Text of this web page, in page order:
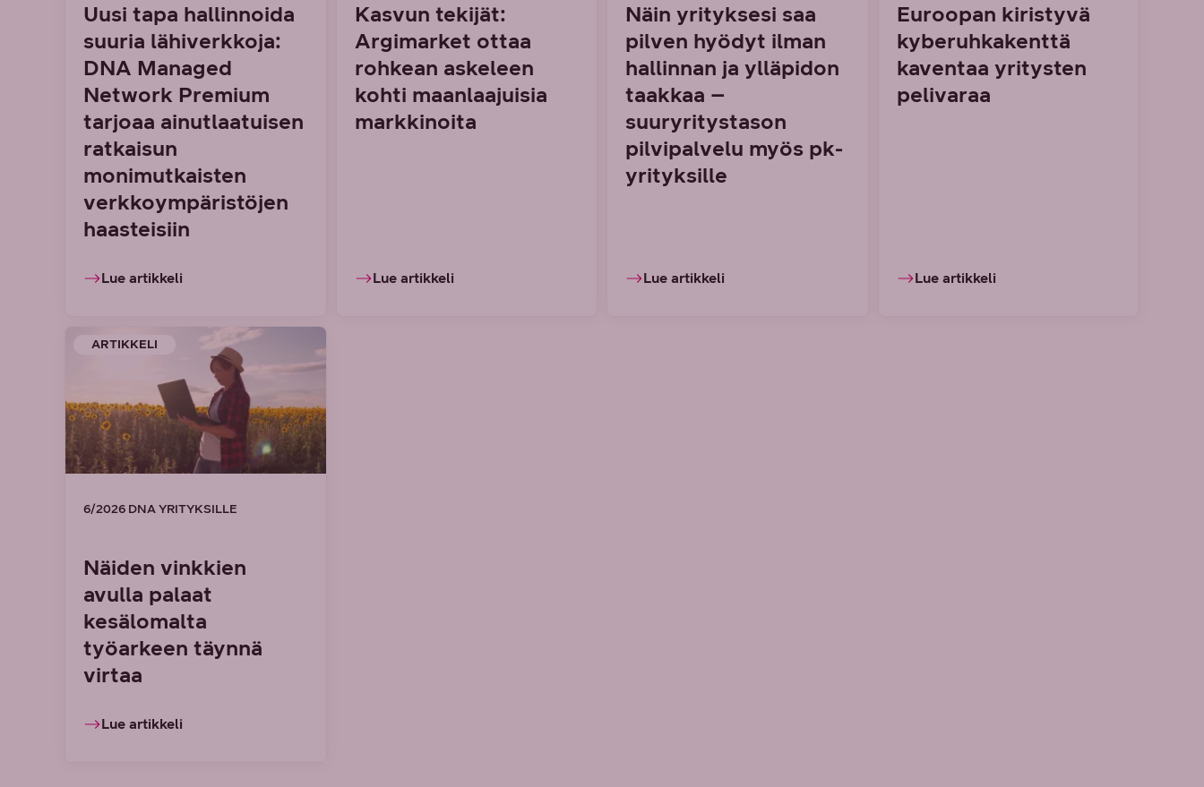
Uusi tapa hallinnoida
suuria lähiverkkoja:
DNA Managed
Network Premium
tarjoaa ainutlaatuisen
ratkaisun
monimutkaisten
verkkoympäristöjen
haasteisiin
Lue artikkeli
Kasvun tekijät:
Argimarket ottaa
rohkean askeleen
kohti maanlaajuisia
markkinoita
Lue artikkeli
Näin yrityksesi saa
pilven hyödyt ilman
hallinnan ja ylläpidon
taakkaa –
suuryritystason
pilvipalvelu myös pk-
yrityksille
Lue artikkeli
Euroopan kiristyvä
kyberuhkakenttä
kaventaa yritysten
pelivaraa
Lue artikkeli
ARTIKKELI
6/2026 DNA YRITYKSILLE
Näiden vinkkien
avulla palaat
kesälomalta
työarkeen täynnä
virtaa
Lue artikkeli